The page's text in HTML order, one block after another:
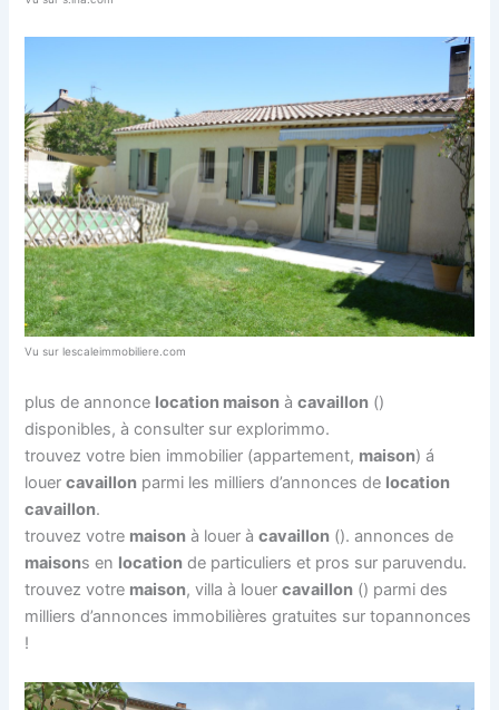
Vu sur lescaleimmobiliere.com
plus de annonce location maison àcavaillon ()
disponibles, à consulter sur explorimmo.
trouvez votre bien immobilier (appartement, maison) á
louercavaillon parmi les milliers d’annonces de location
cavaillon.
trouvez votre maison à louer àcavaillon (). annonces de
maisons en location de particuliers et pros sur paruvendu.
trouvez votre maison, villa à louercavaillon () parmi des
milliers d’annonces immobilières gratuites sur topannonces
!